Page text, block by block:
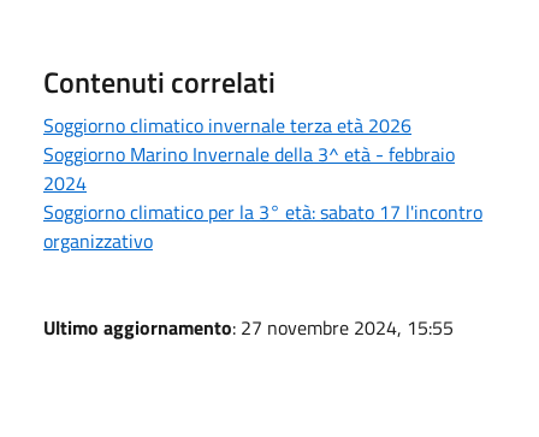
Contenuti correlati
Soggiorno climatico invernale terza età 2026
Soggiorno Marino Invernale della 3^ età - febbraio
2024
Soggiorno climatico per la 3° età: sabato 17 l'incontro
organizzativo
Ultimo aggiornamento: 27 novembre 2024, 15:55